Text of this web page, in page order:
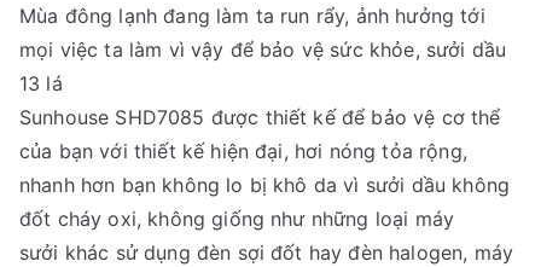
Mùa đông lạnh đang làm ta run rẩy, ảnh hưởng tới
mọi việc ta làm vì vậy để bảo vệ sức khỏe, sưởi dầu
13 lá
Sunhouse SHD7085 được thiết kế để bảo vệ cơ thể
của bạn với thiết kế hiện đại, hơi nóng tỏa rộng,
nhanh hơn bạn không lo bị khô da vì sưởi dầu không
đốt cháy oxi, không giống như những loại máy
sưởi khác sử dụng đèn sợi đốt hay đèn halogen, máy